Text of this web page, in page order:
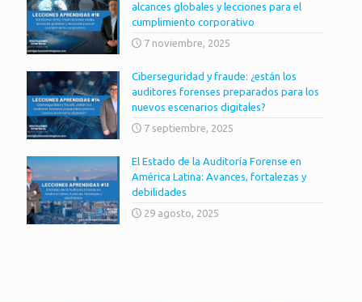
alcances globales y lecciones para el
cumplimiento corporativo
7 noviembre, 2025
Ciberseguridad y fraude: ¿están los
auditores forenses preparados para los
nuevos escenarios digitales?
7 septiembre, 2025
El Estado de la Auditoría Forense en
América Latina: Avances, fortalezas y
debilidades
29 agosto, 2025